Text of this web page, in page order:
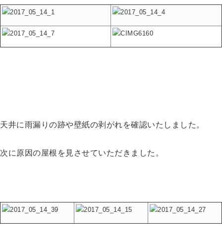
天井に雨漏りの跡や壁紙の剥がれを確認いたしました。
次に原因の屋根を見させていただきました。